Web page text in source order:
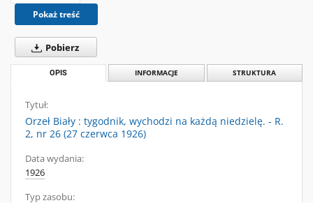
Pokaż treść
Pobierz
OPIS INFORMACJE STRUKTURA
Tytuł:
Orzeł Biały : tygodnik, wychodzi na każdą niedzielę. - R.
2, nr 26 (27 czerwca 1926)
Data wydania:
1926
Typ zasobu: